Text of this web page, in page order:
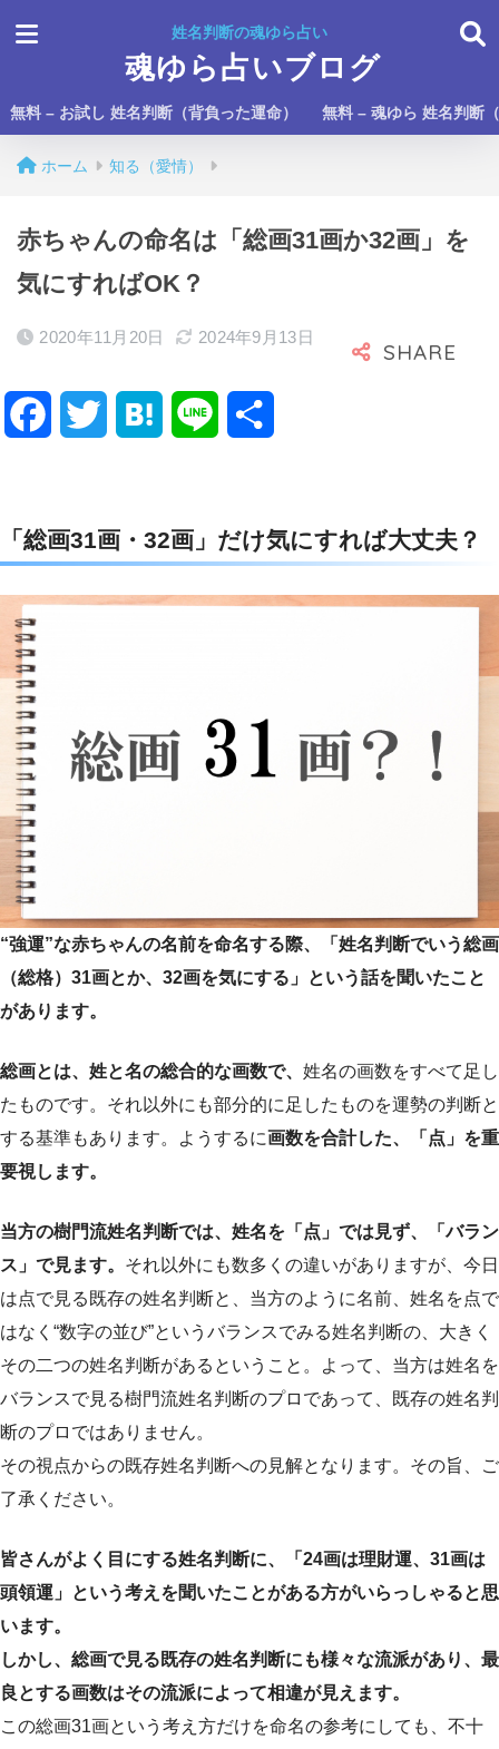
姓名判断の魂ゆら占い
魂ゆら占いブログ
無料 – お試し 姓名判断（背負った運命） 無料 – 魂ゆら 姓名判断
ホーム 知る（愛情）
赤ちゃんの命名は「総画31画か32画」を
気にすればOK？
2020年11月20日 2024年9月13日
e
b
t
t
e
n
e
「総画31画・32画」だけ気にすれば大丈夫？
“強運”な赤ちゃんの名前を命名する際、「姓名判断でいう総画
（総格）31画とか、32画を気にする」という話を聞いたこと
があります。
総画とは、姓と名の総合的な画数で、 姓名の画数をすべて足し
たものです。それ以外にも部分的に足したものを運勢の判断と
する基準もあります。ようするに画数を合計した、「点」を重
要視します。
当方の樹門流姓名判断では、姓名を「点」では見ず、「バラン
ス」で見ます。 それ以外にも数多くの違いがありますが、今日
は点で見る既存の姓名判断と、当方のように名前、姓名を点で
はなく“数字の並び”というバランスでみる姓名判断の、大きく
その二つの姓名判断があるということ。よって、当方は姓名を
バランスで見る樹門流姓名判断のプロであって、既存の姓名判
断のプロではありません。
その視点からの既存姓名判断への見解となります。その旨、ご
了承ください。
皆さんがよく目にする姓名判断に、「24画は理財運、31画は
頭領運」という考えを聞いたことがある方がいらっしゃると思
います。
しかし、総画で見る既存の姓名判断にも様々な流派があり、最
良とする画数はその流派によって相違が見えます。
この総画31画という考え方だけを命名の参考にしても、不十